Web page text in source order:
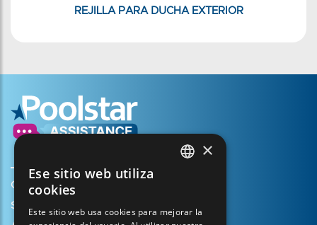
REJILLA PARA DUCHA EXTERIOR
Crear mi cuenta
Su cesta
×
Ese sitio web utiliza
cookies
Este sitio web usa cookies para mejorar la